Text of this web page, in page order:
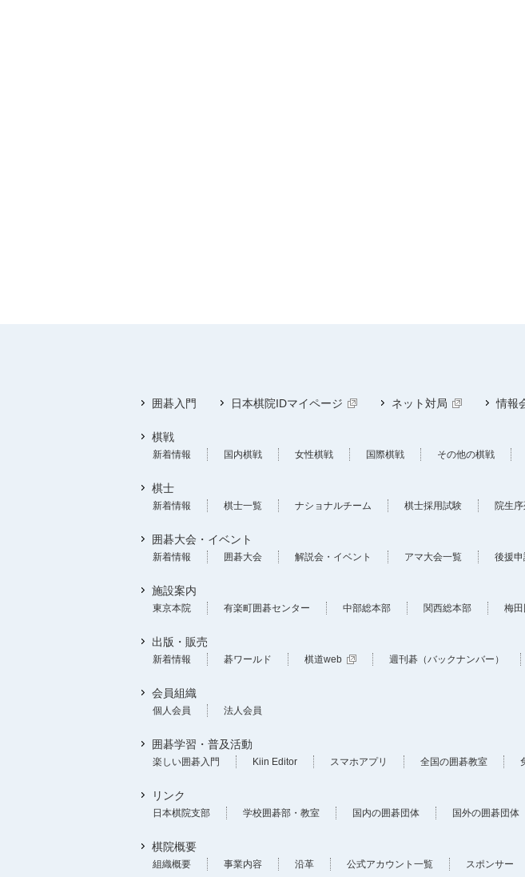
囲碁入門 日本棋院IDマイページ ネット対局 情報
棋戦
新着情報 国内棋戦 女性棋戦 国際棋戦 その他の棋戦
棋士
新着情報 棋士一覧 ナショナルチーム 棋士採用試験 院生序
囲碁大会・イベント
新着情報 囲碁大会 解説会・イベント アマ大会一覧 後援
施設案内
東京本院 有楽町囲碁センター 中部総本部 関西総本部 梅
出版・販売
新着情報 碁ワールド 棋道web 週刊碁（バックナンバー）
会員組織
個人会員 法人会員
囲碁学習・普及活動
楽しい囲碁入門 Kiin Editor スマホアプリ 全国の囲碁教室
リンク
日本棋院支部 学校囲碁部・教室 国内の囲碁団体 国外の囲碁団体
棋院概要
組織概要 事業内容 沿革 公式アカウント一覧 スポンサー